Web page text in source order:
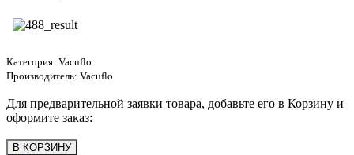
Категория: Vacuflo
Производитель: Vacuflo
Для предварительной заявки товара, добавьте его в Корзину и
оформите заказ: